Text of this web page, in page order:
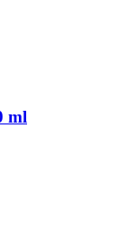
ml